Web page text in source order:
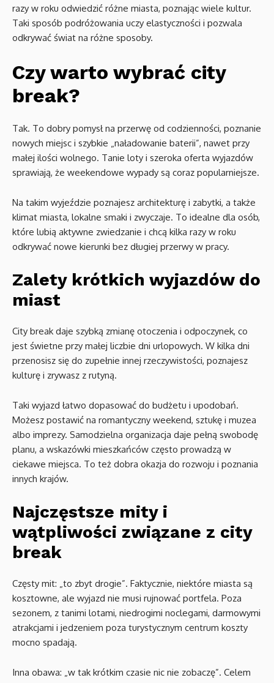
razy w roku odwiedzić różne miasta, poznając wiele kultur.
Taki sposób podróżowania uczy elastyczności i pozwala
odkrywać świat na różne sposoby.
Czy warto wybrać city
break?
Tak. To dobry pomysł na przerwę od codzienności, poznanie
nowych miejsc i szybkie „naładowanie baterii”, nawet przy
małej ilości wolnego. Tanie loty i szeroka oferta wyjazdów
sprawiają, że weekendowe wypady są coraz popularniejsze.
Na takim wyjeździe poznajesz architekturę i zabytki, a także
klimat miasta, lokalne smaki i zwyczaje. To idealne dla osób,
które lubią aktywne zwiedzanie i chcą kilka razy w roku
odkrywać nowe kierunki bez długiej przerwy w pracy.
Zalety krótkich wyjazdów do
miast
City break daje szybką zmianę otoczenia i odpoczynek, co
jest świetne przy małej liczbie dni urlopowych. W kilka dni
przenosisz się do zupełnie innej rzeczywistości, poznajesz
kulturę i zrywasz z rutyną.
Taki wyjazd łatwo dopasować do budżetu i upodobań.
Możesz postawić na romantyczny weekend, sztukę i muzea
albo imprezy. Samodzielna organizacja daje pełną swobodę
planu, a wskazówki mieszkańców często prowadzą w
ciekawe miejsca. To też dobra okazja do rozwoju i poznania
innych krajów.
Najczęstsze mity i
wątpliwości związane z city
break
Częsty mit: „to zbyt drogie”. Faktycznie, niektóre miasta są
kosztowne, ale wyjazd nie musi rujnować portfela. Poza
sezonem, z tanimi lotami, niedrogimi noclegami, darmowymi
atrakcjami i jedzeniem poza turystycznym centrum koszty
mocno spadają.
Inna obawa: „w tak krótkim czasie nic nie zobaczę”. Celem